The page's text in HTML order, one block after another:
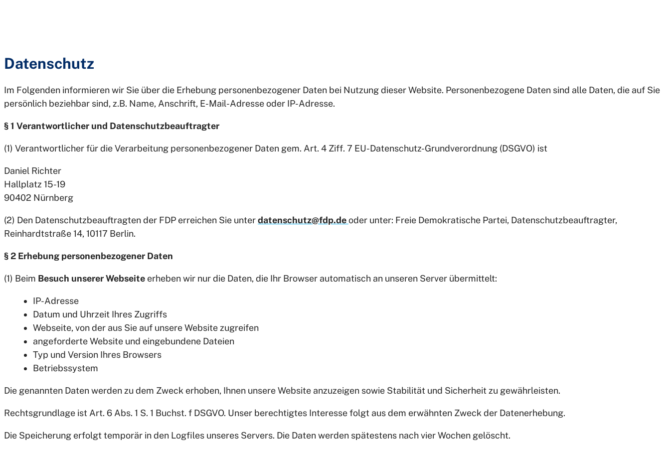
Datenschutz
Im Folgenden informieren wir Sie über die Erhebung personenbezogener Daten bei Nutzung dieser Website. Personenbezogene Daten sind alle Daten, die auf Sie
persönlich beziehbar sind, z.B. Name, Anschrift, E-Mail-Adresse oder IP-Adresse.
§ 1 Verantwortlicher und Datenschutzbeauftragter
(1) Verantwortlicher für die Verarbeitung personenbezogener Daten gem. Art. 4 Ziff. 7 EU-Datenschutz-Grundverordnung (DSGVO) ist
Daniel Richter
Hallplatz 15-19
90402 Nürnberg
(2) Den Datenschutzbeauftragten der FDP erreichen Sie unterdatenschutz@fdp.deoder unter: Freie Demokratische Partei, Datenschutzbeauftragter,
Reinhardtstraße 14, 10117 Berlin.
§ 2 Erhebung personenbezogener Daten
(1) Beim Besuch unserer Webseite erheben wir nur die Daten, die Ihr Browser automatisch an unseren Server übermittelt:
IP-Adresse
Datum und Uhrzeit Ihres Zugriffs
Webseite, von der aus Sie auf unsere Website zugreifen
angeforderte Website und eingebundene Dateien
Typ und Version Ihres Browsers
Betriebssystem
Die genannten Daten werden zu dem Zweck erhoben, Ihnen unsere Website anzuzeigen sowie Stabilität und Sicherheit zu gewährleisten.
Rechtsgrundlage ist Art. 6 Abs. 1 S. 1 Buchst. f DSGVO. Unser berechtigtes Interesse folgt aus dem erwähnten Zweck der Datenerhebung.
Die Speicherung erfolgt temporär in den Logfiles unseres Servers. Die Daten werden spätestens nach vier Wochen gelöscht.